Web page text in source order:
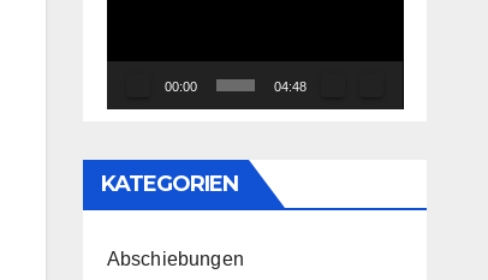
00:00 04:48
KATEGORIEN
Abschiebungen